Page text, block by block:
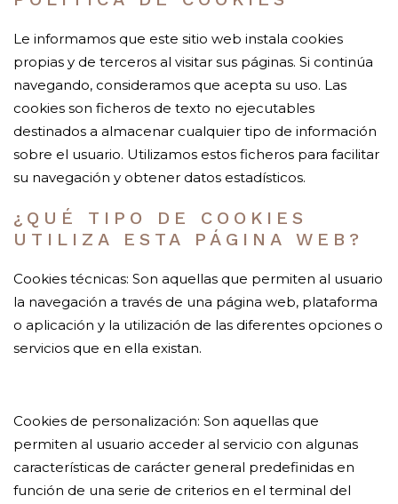
Le informamos que este sitio web instala cookies
propias y de terceros al visitar sus páginas. Si continúa
navegando, consideramos que acepta su uso. Las
cookies son ficheros de texto no ejecutables
destinados a almacenar cualquier tipo de información
sobre el usuario. Utilizamos estos ficheros para facilitar
su navegación y obtener datos estadísticos.
¿QUÉ TIPO DE COOKIES
UTILIZA ESTA PÁGINA WEB?
Cookies técnicas: Son aquellas que permiten al usuario
la navegación a través de una página web, plataforma
o aplicación y la utilización de las diferentes opciones o
servicios que en ella existan.
Cookies de personalización: Son aquellas que
permiten al usuario acceder al servicio con algunas
características de carácter general predefinidas en
función de una serie de criterios en el terminal del